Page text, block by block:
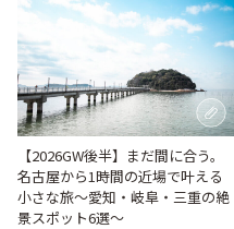
【2026GW後半】まだ間に合う。
名古屋から1時間の近場で叶える
小さな旅～愛知・岐阜・三重の絶
景スポット6選～